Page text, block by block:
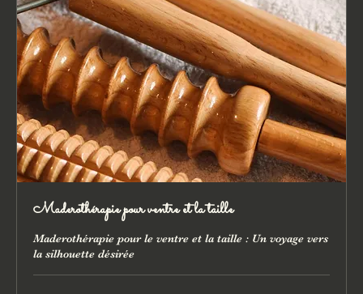
Maderothérapie pour ventre et la taille
Maderothérapie pour le ventre et la taille : Un voyage vers
la silhouette désirée